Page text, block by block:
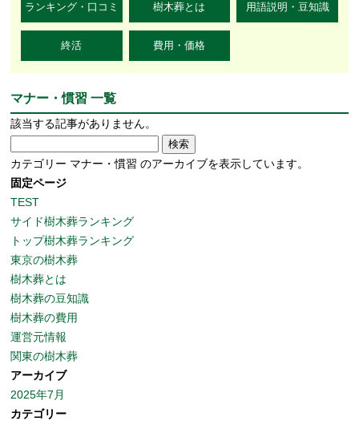
ランキング・口コミ 樹木葬とは 用語説明・豆知識
終活 費用・価格
マナー・慣習 一覧
該当する記事がありません。
索:
カテゴリー マナー・慣習 のアーカイブを表示しています。
固定ページ
TEST
サイド樹木葬ランキング
トップ樹木葬ランキング
東京の樹木葬
樹木葬とは
樹木葬の豆知識
樹木葬の費用
運営元情報
関東の樹木葬
アーカイブ
2025年7月
カテゴリー